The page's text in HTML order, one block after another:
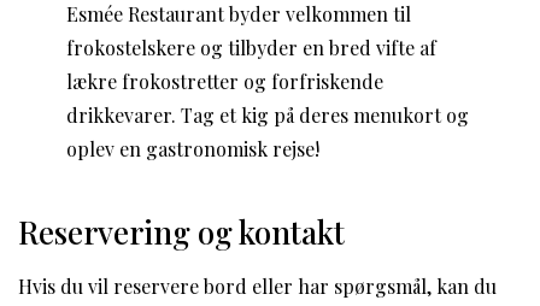
Esmée Restaurant byder velkommen til
frokostelskere og tilbyder en bred vifte af
lækre frokostretter og forfriskende
drikkevarer. Tag et kig på deres menukort og
oplev en gastronomisk rejse!
Reservering og kontakt
Hvis du vil reservere bord eller har spørgsmål, kan du